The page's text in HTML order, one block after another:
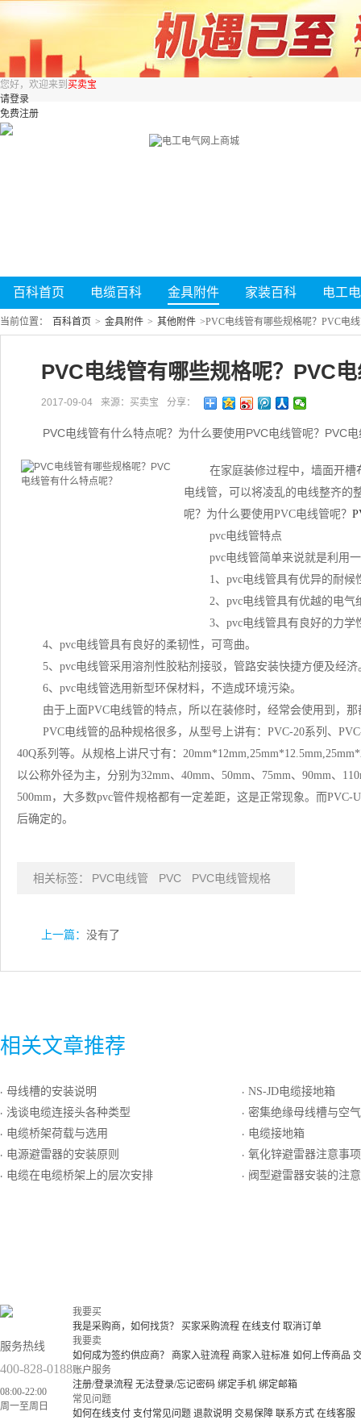
您好，欢迎来到 买卖宝
请登录
免费注册
百科首页 电缆百科 金具附件 家装百科 电工
当前位置： 百科首页 > 金具附件 > 其他附件 >PVC电线管有哪些规格呢？PVC电
PVC电线管有哪些规格呢？PVC
2017-09-04 来源：买卖宝 分享：
PVC电线管有什么特点呢？为什么要使用PVC电线管呢？PVC
在家庭装修过程中，墙面开槽
电线管，可以将凌乱的电线整齐的
呢？为什么要使用PVC电线管呢？
pvc电线管特点
pvc电线管简单来说就是利用
1、pvc电线管具有优异的耐
2、pvc电线管具有优越的电
3、pvc电线管具有良好的力学
4、pvc电线管具有良好的柔韧性，可弯曲。
5、pvc电线管采用溶剂性胶粘剂接驳，管路安装快捷方便及经济
6、pvc电线管选用新型环保材料，不造成环境污染。
由于上面PVC电线管的特点，所以在装修时，经常会使用到，
PVC电线管的品种规格很多，从型号上讲有：PVC-20系列、
40Q系列等。从规格上讲尺寸有：
以公称外径为主，分别为32mm、40mm、50mm、75mm、90mm、
500mm，大多数pvc管件规格都有一定差距，这是正常现象。而
后确定的。
相关标签： PVC电线管 PVC PVC电线管规格
上一篇： 没有了
相关文章推荐
· 母线槽的安装说明
· 浅谈电缆连接头各种类型
· 电缆桥架荷载与选用
· 电源避雷器的安装原则
· 电缆在电缆桥架上的层次安排
· NS-JD电缆接地箱
· 密集绝缘母线槽与空气绝缘母
· 电缆接地箱
· 氧化锌避雷器注意事项
· 阀型避雷器安装的注
服务热线
400-828-0188
08:00-22:00
周一至周日
我要买
我是采购商，如何找货？
买家采购流程 在线支付 取消订单
我要卖
如何成为签约供应商？
商家入驻流程 商家入驻标准 如何上传商品
账户服务
注册/登录流程 无法登录/忘记密码 绑定手机 绑定邮箱
常见问题
如何在线支付 支付常见问题 退款说明 交易保障 联系方式 在线客服